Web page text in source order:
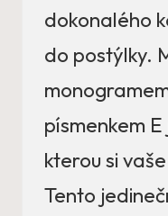
dokonalého
do postýlky.
písmenkem
kterou si
Tento